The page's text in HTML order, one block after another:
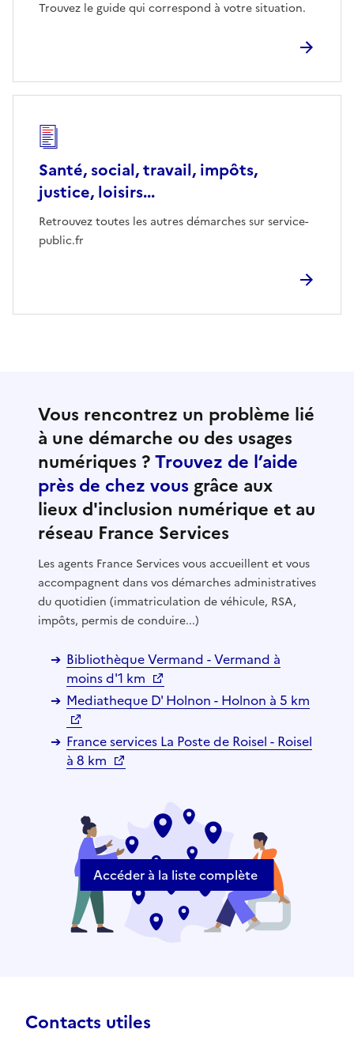
Trouvez le guide qui correspond à votre situation.
Santé, social, travail, impôts,
justice, loisirs...
Retrouvez toutes les autres démarches sur service-
public.fr
Vous rencontrez un problème lié
à une démarche ou des usages
numériques ?Trouvez de l’aide
près de chez vous grâce aux
lieux d'inclusion numérique et au
réseau France Services
Les agents France Services vous accueillent et vous
accompagnent dans vos démarches administratives
du quotidien (immatriculation de véhicule, RSA,
impôts, permis de conduire...)
Bibliothèque Vermand - Vermand à
moins d'1 km
Mediatheque D' Holnon - Holnon à 5 km
France services La Poste de Roisel - Roisel
à 8 km
Accéder à la liste complète
Contacts utiles